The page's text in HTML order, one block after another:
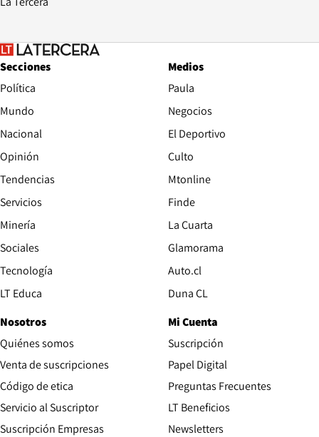
Secciones
Política
Mundo
Nacional
Opinión
Tendencias
Servicios
Minería
Sociales
Tecnología
LT Educa
Medios
Paula
Negocios
El Deportivo
Culto
Mtonline
Finde
La Cuarta
Glamorama
Auto.cl
Duna CL
Nosotros
Quiénes somos
Venta de suscripciones
Código de etica Opens in new window
Servicio al Suscriptor
Suscripción Empresas
Mi Cuenta
Suscripción
Papel Digital
Preguntas Frecuentes
LT Beneficios
Newsletters